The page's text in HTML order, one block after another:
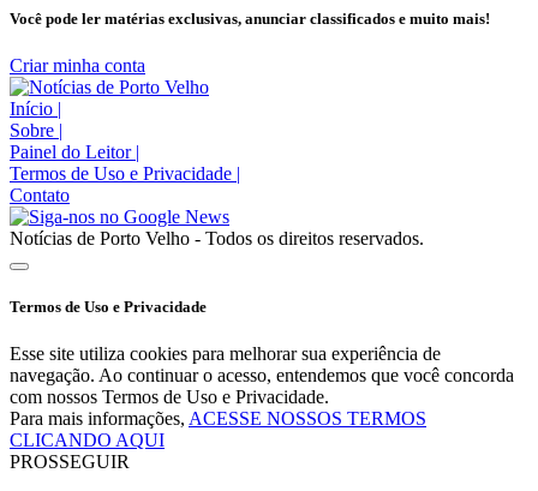
Você pode ler matérias exclusivas, anunciar classificados e muito mais!
Criar minha conta
Início |
Sobre |
Painel do Leitor |
Termos de Uso e Privacidade |
Contato
Notícias de Porto Velho - Todos os direitos reservados.
Termos de Uso e Privacidade
Esse site utiliza cookies para melhorar sua experiência de
navegação. Ao continuar o acesso, entendemos que você concorda
com nossos Termos de Uso e Privacidade.
Para mais informações, ACESSE NOSSOS TERMOS
CLICANDO AQUI
PROSSEGUIR